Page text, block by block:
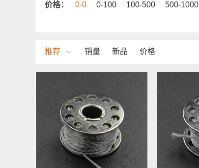
价格： 0-0 0-100 100-500 500-1000
推荐 销量 新品 价格